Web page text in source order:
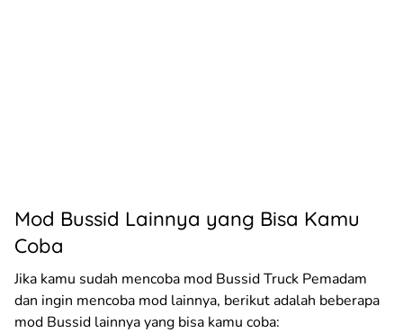
Mod Bussid Lainnya yang Bisa Kamu
Coba
Jika kamu sudah mencoba mod Bussid Truck Pemadam
dan ingin mencoba mod lainnya, berikut adalah beberapa
mod Bussid lainnya yang bisa kamu coba: